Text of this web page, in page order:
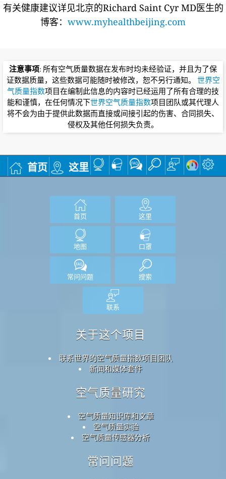
有关健康建议详见北京的Richard Saint Cyr MD医生的
博客： www.myhealthbeijing.com
注意事项: 所有空气质量数据在发布时均未经验证，并且为了保
证数据质量，这些数据可能随时被修改，恕不另行通知。 世界空
气质量指数项目在编制此信息的内容时已经运用了所有合理的技
能和谨慎，在任何情况下世界空气质量指数项目团队或其代理人
将不会为由于提供此数据而直接或间接引起的伤害、合同损失、
侵权及其他任何损失负责。
首页 这里
首页 这里
地图 口罩
常问问题 搜索
联系
关于这个项目
联系世界的空气质量指数项目团队
新闻和媒体套件
空气质量研究
空气质量知识库和文章
空气质量实验
空气质量传感器分析
常问问题